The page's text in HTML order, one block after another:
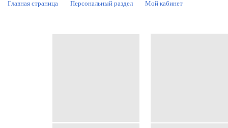
Главная страница Персональный раздел Мой кабинет